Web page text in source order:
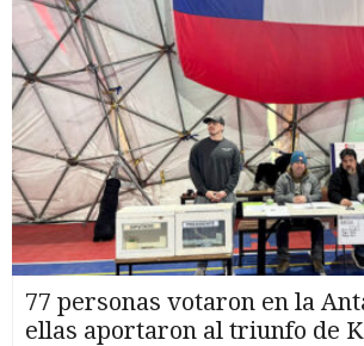
77 personas votaron en la
ellas aportaron al triunfo de